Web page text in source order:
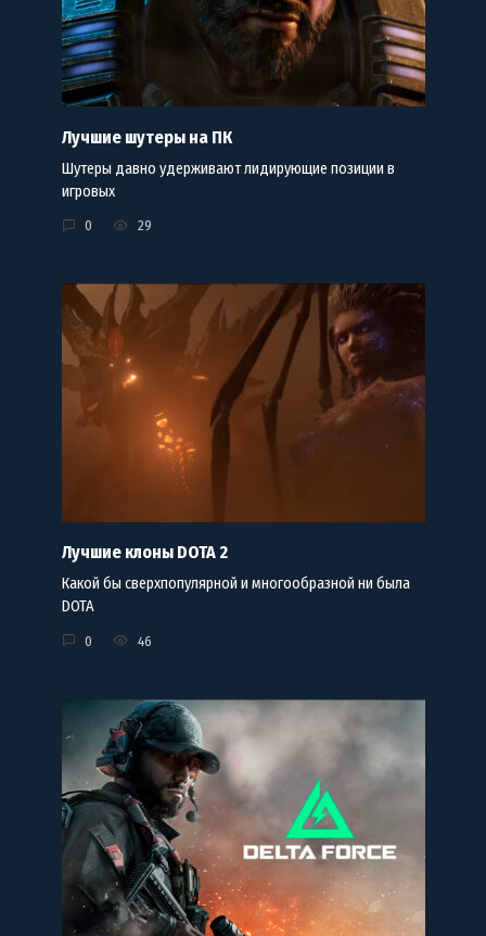
Лучшие шутеры на ПК
Шутеры давно удерживают лидирующие позиции в
игровых
0 29
Лучшие клоны DOTA 2
Какой бы сверхпопулярной и многообразной ни была
DOTA
0 46